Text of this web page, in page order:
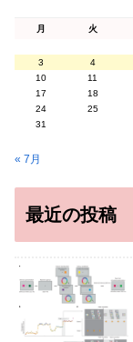
月 火
3
4
10
11
17
18
24
25
31
« 7月
最近の投稿